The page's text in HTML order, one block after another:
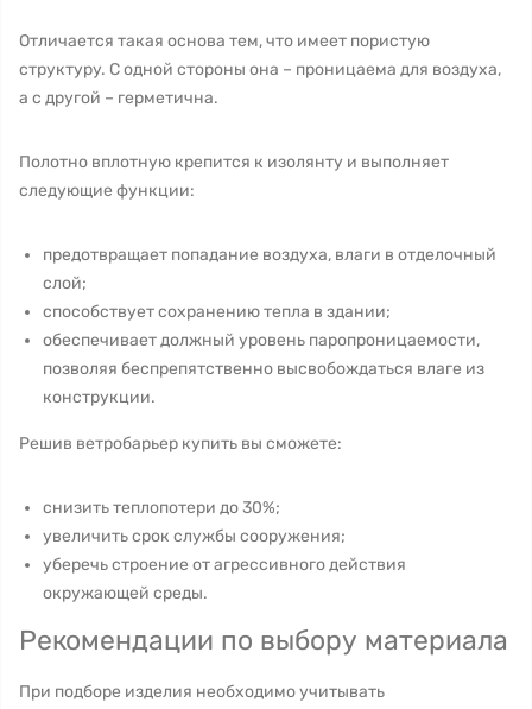
Отличается такая основа тем, что имеет пористую
структуру. С одной стороны она – проницаема для воздуха,
а с другой – герметична.
Полотно вплотную крепится к изолянту и выполняет
следующие функции:
предотвращает попадание воздуха, влаги в отделочный
слой;
способствует сохранению тепла в здании;
обеспечивает должный уровень паропроницаемости,
позволяя беспрепятственно высвобождаться влаге из
конструкции.
Решив ветробарьер купить вы сможете:
снизить теплопотери до 30%;
увеличить срок службы сооружения;
уберечь строение от агрессивного действия
окружающей среды.
Рекомендации по выбору материала
При подборе изделия необходимо учитывать